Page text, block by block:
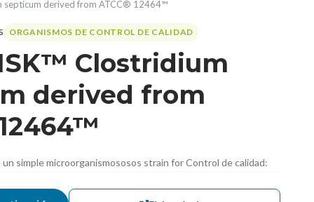
septicum derived from ATCC® 12464™
ORGANISMOS DE CONTROL DE CALIDAD
Clostridium
derived from
simple microorganismososos strain for Control de calidad: